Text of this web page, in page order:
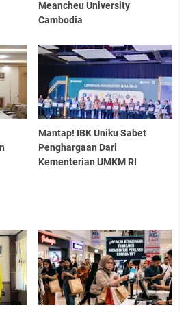
Meancheu University
Cambodia
Mantap! IBK Uniku Sabet
Penghargaan Dari
Kementerian UMKM RI